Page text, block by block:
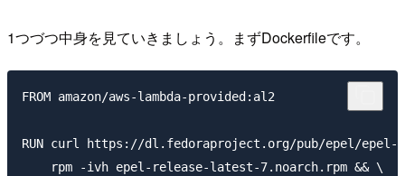
1つづつ中身を見ていきましょう。まずDockerfileです。
FROM amazon/aws-lambda-provided:al2
RUN curl https://dl.fedoraproject.org/pub/epel/epel-
    rpm -ivh epel-release-latest-7.noarch.rpm && \